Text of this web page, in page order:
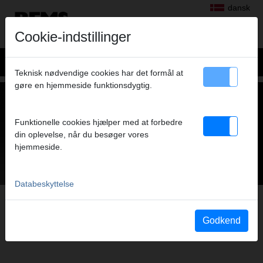
dansk
Cookie-indstillinger
Teknisk nødvendige cookies har det formål at
gøre en hjemmeside funktionsdygtig.
Funktionelle cookies hjælper med at forbedre
din oplevelse, når du besøger vores
hjemmeside.
Databeskyttelse
Godkend